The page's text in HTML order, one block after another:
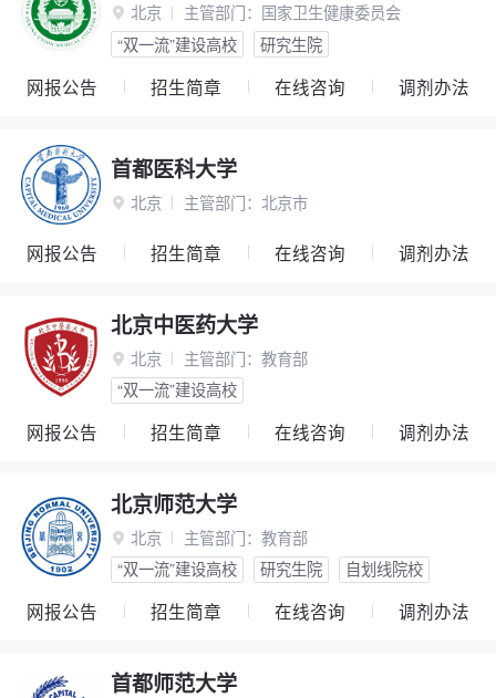
 北京 主管部门： 国家卫生健康委员会
“双一流”建设高校
研究生院
网报公告 招生简章 在线咨询 调剂办法
首都医科大学
 北京 主管部门： 北京市
网报公告 招生简章 在线咨询 调剂办法
北京中医药大学
 北京 主管部门： 教育部
“双一流”建设高校
网报公告 招生简章 在线咨询 调剂办法
北京师范大学
 北京 主管部门： 教育部
“双一流”建设高校
研究生院 自划线院校
网报公告 招生简章 在线咨询 调剂办法
首都师范大学